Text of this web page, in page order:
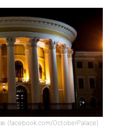
(facebook.com/OctoberPalace)